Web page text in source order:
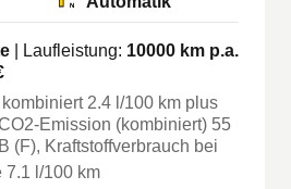
| Laufleistung: 10000 km p.a.
2.4 l/100 km plus
Emission (kombiniert) 55
B (F), Kraftstoffverbrauch bei
7.1 l/100 km